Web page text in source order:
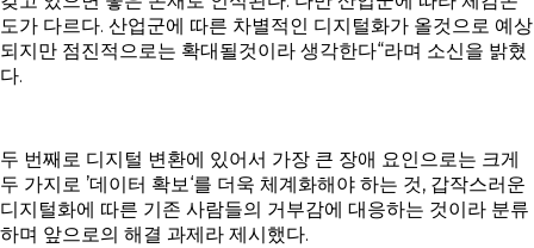
도가 다르다. 산업군에 따른 차별적인 디지털화가 올것으로 예상
되지만 점진적으로는 확대될것이라 생각한다“라며 소신을 밝혔
다.
두 번째로 디지털 변환에 있어서 가장 큰 장애 요인으로는 크게
두 가지로 ’데이터 확보‘를 더욱 체계화해야 하는 것, 갑작스러운
디지털화에 따른 기존 사람들의 거부감에 대응하는 것이라 분류
하며 앞으로의 해결 과제라 제시했다.